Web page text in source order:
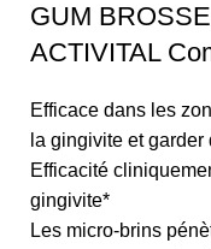
GUM
ACTIVITAL
Efficace dans les
la gingivite et
Efficacité
gingivite*
Les micro-brins